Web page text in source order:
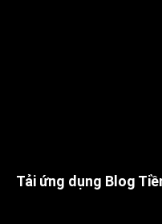
Tải ứng dụng Blog